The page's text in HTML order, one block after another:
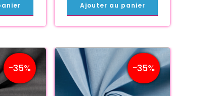
Ajouter au panier
-35% -35%